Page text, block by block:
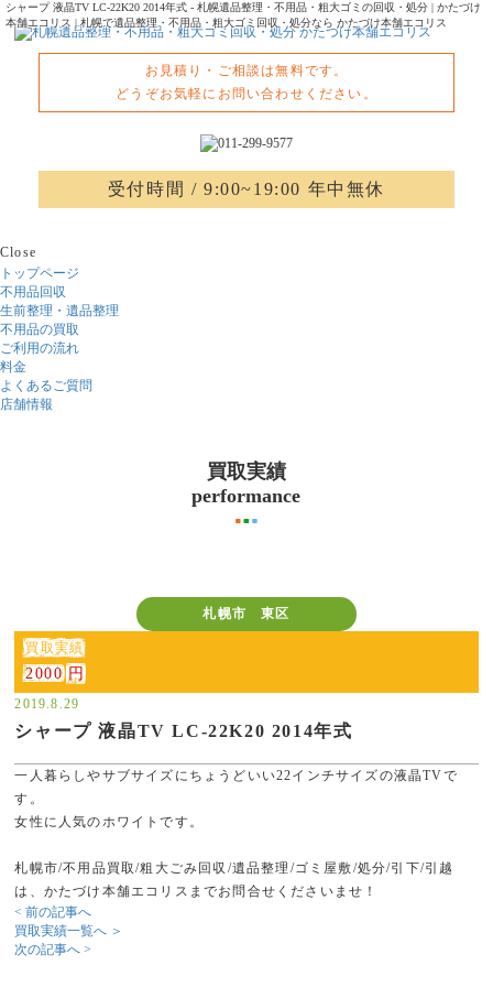
シャープ 液晶TV LC-22K20 2014年式 - 札幌遺品整理・不用品・粗大ゴミの回収・処分 | かたづけ
本舗エコリス | 札幌で遺品整理・不用品・粗大ゴミ回収・処分なら かたづけ本舗エコリス
お見積り・ご相談は無料です。
どうぞお気軽にお問い合わせください。
受付時間 / 9:00~19:00 年中無休
Close
トップページ
不用品回収
生前整理・遺品整理
不用品の買取
ご利用の流れ
料金
よくあるご質問
店舗情報
買取実績
performance
札幌市 東区
買取実績
2000 円
2019.8.29
シャープ 液晶TV LC-22K20 2014年式
一人暮らしやサブサイズにちょうどいい22インチサイズの液晶TVで
す。
女性に人気のホワイトです。
札幌市/不用品買取/粗大ごみ回収/遺品整理/ゴミ屋敷/処分/引下/引越
は、かたづけ本舗エコリスまでお問合せくださいませ！
< 前の記事へ
買取実績一覧へ ＞
次の記事へ >